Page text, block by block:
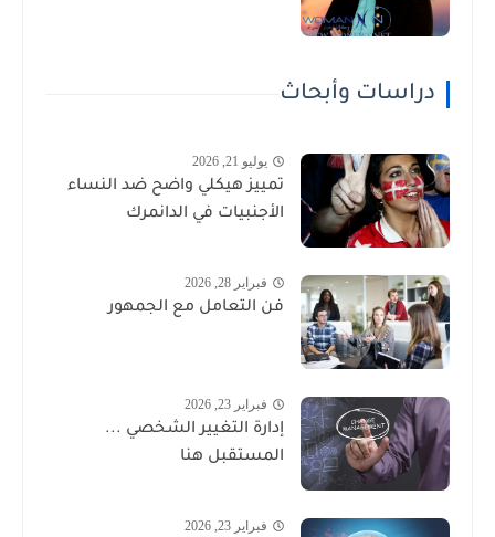
دراسات وأبحاث
يوليو 21, 2026
تمييز هيكلي واضح ضد النساء
الأجنبيات في الدانمرك
فبراير 28, 2026
فن التعامل مع الجمهور
فبراير 23, 2026
إدارة التغيير الشخصي ...
المستقبل هنا
فبراير 23, 2026